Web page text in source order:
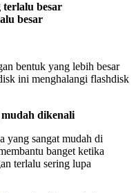
terlalu besar
besar
bentuk yang lebih besar
ini menghalangi flashdisk
dikenali
yang sangat mudah di
banget ketika
terlalu sering lupa